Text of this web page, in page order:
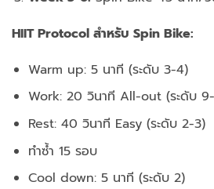
HIIT Protocol สำหรับ Spin Bike:
Warm up: 5 นาที (ระดับ 3-4)
Work: 20 วินาที All-out (ระดับ
Rest: 40 วินาที Easy (ระดับ 2-3)
ทำซ้ำ 15 รอบ
Cool down: 5 นาที (ระดับ 2)